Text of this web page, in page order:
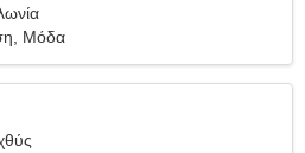
Μόδα